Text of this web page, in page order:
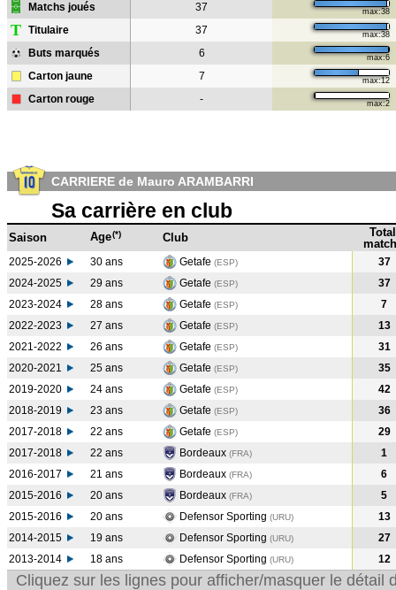
Matchs joués 37 max:38
T Titulaire 37 max:38
Buts marqués 6 max:6
Carton jaune 7 max:12
Carton rouge - max:2
CARRIERE de Mauro ARAMBARRI
Sa carrière en club
Saison Age(*) Club
Total
2025-2026 30 ans Getafe (ESP)
37
2024-2025
29 ans Getafe (ESP)
37
2023-2024
28 ans Getafe (ESP)
7
2022-2023
27 ans Getafe (ESP)
13
2021-2022
26 ans Getafe (ESP)
31
2020-2021
25 ans Getafe (ESP)
35
2019-2020
24 ans Getafe (ESP)
42
2018-2019
23 ans Getafe (ESP)
36
2017-2018
22 ans Getafe (ESP)
29
2017-2018
22 ans Bordeaux (FRA)
1
2016-2017
21 ans Bordeaux (FRA)
6
2015-2016
20 ans Bordeaux (FRA)
5
2015-2016
20 ans Defensor Sporting (URU)
13
2014-2015
19 ans Defensor Sporting (URU)
27
2013-2014
18 ans Defensor Sporting (URU) 12
Cliquez sur les lignes pour afficher/masquer le détail